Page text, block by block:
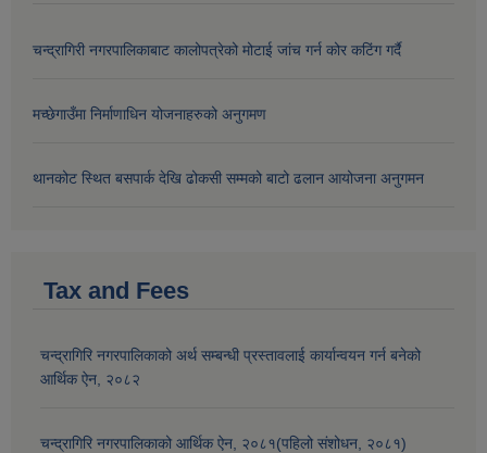
चन्द्रागिरी नगरपालिकाबाट कालोपत्रेको मोटाई जांच गर्न कोर कटिंग गर्दै
मच्छेगाउँमा निर्माणाधिन योजनाहरुको अनुगमण
थानकोट स्थित बसपार्क देखि ढोकसी सम्मको बाटो ढलान आयोजना अनुगमन
Tax and Fees
चन्द्रागिरि नगरपालिकाको अर्थ सम्बन्धी प्रस्तावलाई कार्यान्वयन गर्न बनेको
आर्थिक ऐन, २०८२
चन्द्रागिरि नगरपालिकाको आर्थिक ऐन, २०८१(पहिलो संशोधन, २०८१)